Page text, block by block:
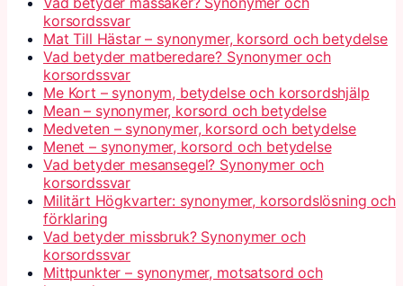
korsordssvar
Mat Till Hästar – synonymer, korsord och betydelse
Vad betyder matberedare? Synonymer och
korsordssvar
Me Kort – synonym, betydelse och korsordshjälp
Mean – synonymer, korsord och betydelse
Medveten – synonymer, korsord och betydelse
Menet – synonymer, korsord och betydelse
Vad betyder mesansegel? Synonymer och
korsordssvar
Militärt Högkvarter: synonymer, korsordslösning och
förklaring
Vad betyder missbruk? Synonymer och
korsordssvar
Mittpunkter – synonymer, motsatsord och